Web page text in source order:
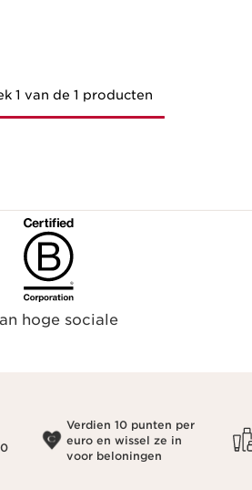
1 van de 1 producten
hoge sociale
Verdien 10 punten per
euro en wissel ze in
voor beloningen